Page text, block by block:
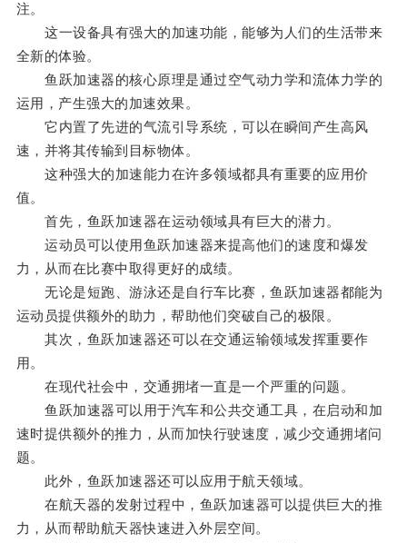
注。
这一设备具有强大的加速功能，能够为人们的生活带来
全新的体验。
鱼跃加速器的核心原理是通过空气动力学和流体力学的
运用，产生强大的加速效果。
它内置了先进的气流引导系统，可以在瞬间产生高风
速，并将其传输到目标物体。
这种强大的加速能力在许多领域都具有重要的应用价
值。
首先，鱼跃加速器在运动领域具有巨大的潜力。
运动员可以使用鱼跃加速器来提高他们的速度和爆发
力，从而在比赛中取得更好的成绩。
无论是短跑、游泳还是自行车比赛，鱼跃加速器都能为
运动员提供额外的助力，帮助他们突破自己的极限。
其次，鱼跃加速器还可以在交通运输领域发挥重要作
用。
在现代社会中，交通拥堵一直是一个严重的问题。
鱼跃加速器可以用于汽车和公共交通工具，在启动和加
速时提供额外的推力，从而加快行驶速度，减少交通拥堵问
题。
此外，鱼跃加速器还可以应用于航天领域。
在航天器的发射过程中，鱼跃加速器可以提供巨大的推
力，从而帮助航天器快速进入外层空间。